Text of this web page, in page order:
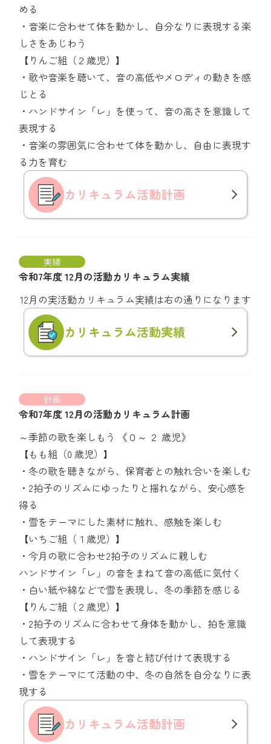
める
・音楽に合わせて体を動かし、自分なりに表現する楽
しさをあじわう
【りんご組（２歳児）】
・歌や音楽を聴いて、音の高低やメロディの動きを感
じとる
・ハンドサイン「レ」を使って、音の高さを意識して
表現する
・音楽の雰囲気に合わせて体を動かし、自由に表現す
る力を育む
カリキュラム活動計画
実績
令和7年度 12月の活動カリキュラム実績
12月の実活動カリキュラム実績は右の通りになります
カリキュラム活動実績
計画
令和7年度 12月の活動カリキュラム計画
～季節の歌を楽しもう 《０～ ２ 歳児》
【もも組（0 歳児）】
・冬の歌を聴きながら、保育者との触れ合いを楽しむ
・2拍子のリズムにゆったりと揺れながら、安心感を
得る
・雪をテーマにした素材に触れ、感触を楽しむ
【いちご組（１歳児）】
・今月の歌に合わせ2拍子のリズムに親しむ
ハンドサイン「レ」の音をまねて音の高低に気付く
・白い紙や綿などで雪を表現し、冬の季節を感じる
【りんご組（２歳児）】
・2拍子のリズムに合わせて身体を動かし、拍を意識
して表現する
・ハンドサイン「レ」を音と結び付けて表現する
・雪をテーマにて活動の中、冬の自然を自分なりに表
現する
カリキュラム活動計画